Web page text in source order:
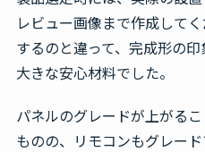
レビュー画像まで作成して
するのと違って、完成形の
大きな安心材料でした。
パネルのグレードが上がる
ものの、リモコンもグレー